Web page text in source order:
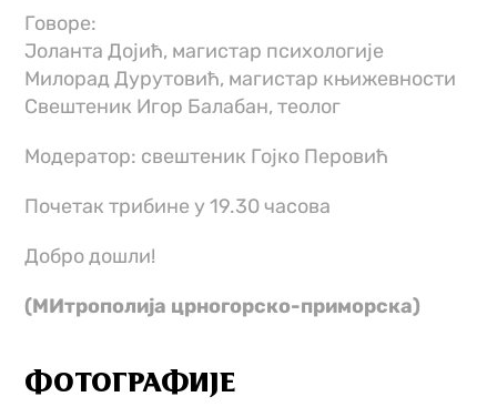
Говоре:
Јоланта Дојић, магистар психологије
Милорад Дурутовић, магистар књижевности
Свештеник Игор Балабан, теолог
Модератор: свештеник Гојко Перовић
Почетак трибине у 19.30 часова
Добро дошли!
(МИтрополија црногорско-приморска)
ФОТОГРАФИЈЕ